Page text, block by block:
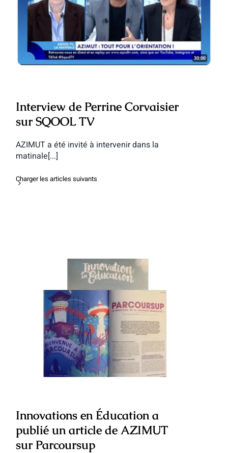
Interview de Perrine Corvaisier sur
SQOOL TV
Interview de Perrine Corvaisier
sur SQOOL TV
AZIMUT a été invité à intervenir dans la
matinale[...]
Charger les articles suivants
Innovations en Éducation a publié un
article de AZIMUT sur Parcoursup
Innovations en Éducation a
publié un article de AZIMUT
sur Parcoursup